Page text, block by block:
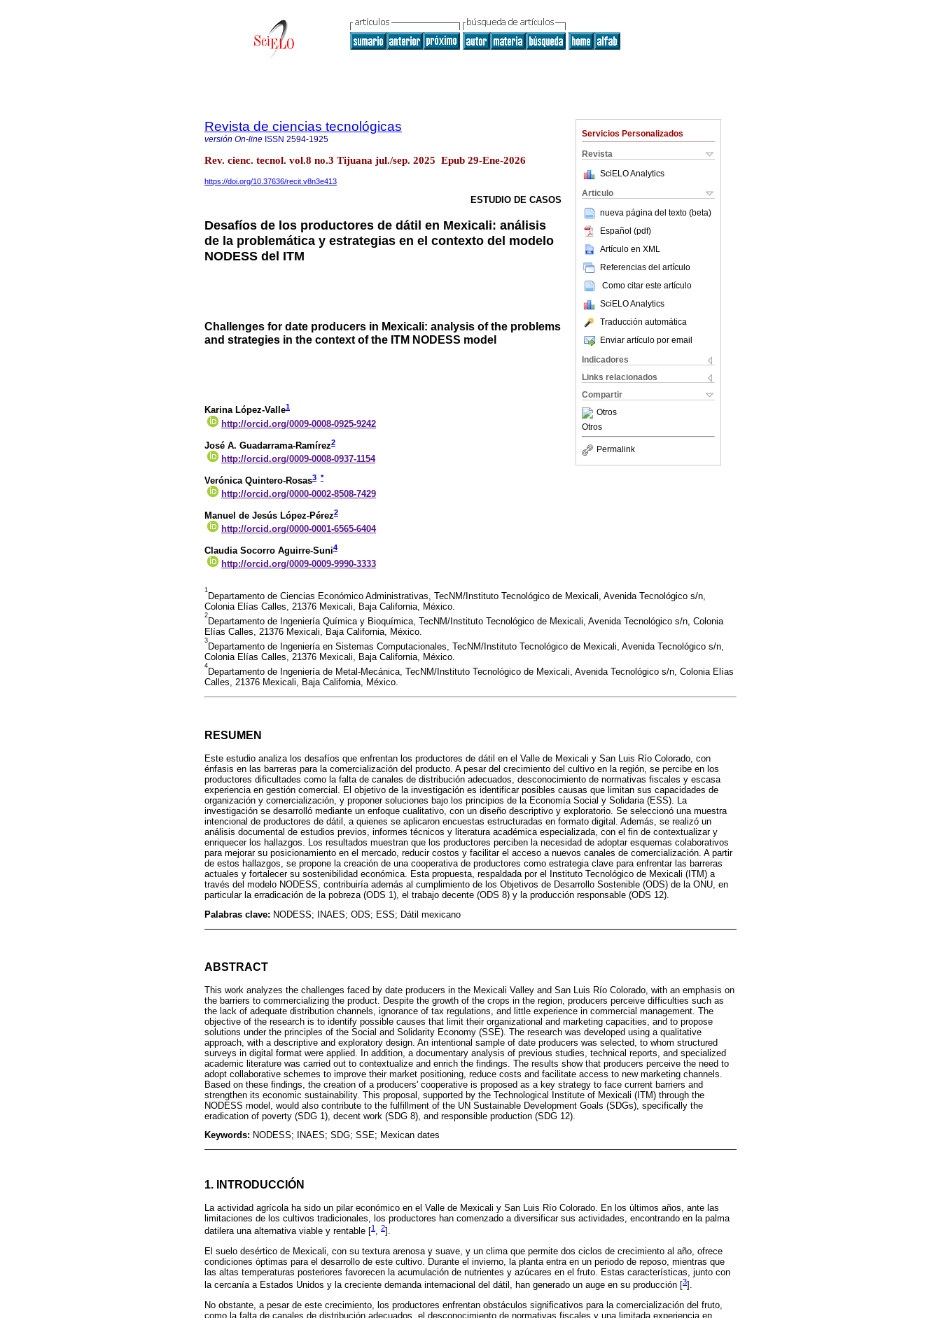
Servicios Personalizados
Revista
SciELO Analytics
Articulo
nueva página del texto (beta)
Español (pdf)
Artículo en XML
Referencias del artículo
Como citar este artículo
SciELO Analytics
Traducción automática
Enviar artículo por email
Indicadores
Links relacionados
Compartir
Otros
Otros
Permalink
Revista de ciencias tecnológicas
versión On-line ISSN 2594-1925
Rev. cienc. tecnol. vol.8 no.3 Tijuana jul./sep. 2025 Epub 29-Ene-2026
https://doi.org/10.37636/recit.v8n3e413
ESTUDIO DE CASOS
Desafíos de los productores de dátil en Mexicali: análisis
de la problemática y estrategias en el contexto del modelo
NODESS del ITM
Challenges for date producers in Mexicali: analysis of the problems
and strategies in the context of the ITM NODESS model
Karina López-Valle1
http://orcid.org/0009-0008-0925-9242
José A. Guadarrama-Ramírez2
http://orcid.org/0009-0008-0937-1154
Verónica Quintero-Rosas3 *
http://orcid.org/0000-0002-8508-7429
Manuel de Jesús López-Pérez2
http://orcid.org/0000-0001-6565-6404
Claudia Socorro Aguirre-Suni4
http://orcid.org/0009-0009-9990-3333
1
Departamento de Ciencias Económico Administrativas, TecNM/Instituto Tecnológico de Mexicali, Avenida Tecnológico s/n,
Colonia Elías Calles, 21376 Mexicali, Baja California, México.
2
Departamento de Ingeniería Química y Bioquímica, TecNM/Instituto Tecnológico de Mexicali, Avenida Tecnológico s/n, Colonia
Elías Calles, 21376 Mexicali, Baja California, México.
3
Departamento de Ingeniería en Sistemas Computacionales, TecNM/Instituto Tecnológico de Mexicali, Avenida Tecnológico s/n,
Colonia Elías Calles, 21376 Mexicali, Baja California, México.
4
Departamento de Ingeniería de Metal-Mecánica, TecNM/Instituto Tecnológico de Mexicali, Avenida Tecnológico s/n, Colonia Elías
Calles, 21376 Mexicali, Baja California, México.
RESUMEN
Este estudio analiza los desafíos que enfrentan los productores de dátil en el Valle de Mexicali y San Luis Río Colorado, con
énfasis en las barreras para la comercialización del producto. A pesar del crecimiento del cultivo en la región, se percibe en los
productores dificultades como la falta de canales de distribución adecuados, desconocimiento de normativas fiscales y escasa
experiencia en gestión comercial. El objetivo de la investigación es identificar posibles causas que limitan sus capacidades de
organización y comercialización, y proponer soluciones bajo los principios de la Economía Social y Solidaria (ESS). La
investigación se desarrolló mediante un enfoque cualitativo, con un diseño descriptivo y exploratorio. Se seleccionó una muestra
intencional de productores de dátil, a quienes se aplicaron encuestas estructuradas en formato digital. Además, se realizó un
análisis documental de estudios previos, informes técnicos y literatura académica especializada, con el fin de contextualizar y
enriquecer los hallazgos. Los resultados muestran que los productores perciben la necesidad de adoptar esquemas colaborativos
para mejorar su posicionamiento en el mercado, reducir costos y facilitar el acceso a nuevos canales de comercialización. A partir
de estos hallazgos, se propone la creación de una cooperativa de productores como estrategia clave para enfrentar las barreras
actuales y fortalecer su sostenibilidad económica. Esta propuesta, respaldada por el Instituto Tecnológico de Mexicali (ITM) a
través del modelo NODESS, contribuiría además al cumplimiento de los Objetivos de Desarrollo Sostenible (ODS) de la ONU, en
particular la erradicación de la pobreza (ODS 1), el trabajo decente (ODS 8) y la producción responsable (ODS 12).
Palabras clave: NODESS; INAES; ODS; ESS; Dátil mexicano
ABSTRACT
This work analyzes the challenges faced by date producers in the Mexicali Valley and San Luis Río Colorado, with an emphasis on
the barriers to commercializing the product. Despite the growth of the crops in the region, producers perceive difficulties such as
the lack of adequate distribution channels, ignorance of tax regulations, and little experience in commercial management. The
objective of the research is to identify possible causes that limit their organizational and marketing capacities, and to propose
solutions under the principles of the Social and Solidarity Economy (SSE). The research was developed using a qualitative
approach, with a descriptive and exploratory design. An intentional sample of date producers was selected, to whom structured
surveys in digital format were applied. In addition, a documentary analysis of previous studies, technical reports, and specialized
academic literature was carried out to contextualize and enrich the findings. The results show that producers perceive the need to
adopt collaborative schemes to improve their market positioning, reduce costs and facilitate access to new marketing channels.
Based on these findings, the creation of a producers' cooperative is proposed as a key strategy to face current barriers and
strengthen its economic sustainability. This proposal, supported by the Technological Institute of Mexicali (ITM) through the
NODESS model, would also contribute to the fulfillment of the UN Sustainable Development Goals (SDGs), specifically the
eradication of poverty (SDG 1), decent work (SDG 8), and responsible production (SDG 12).
Keywords: NODESS; INAES; SDG; SSE; Mexican dates
1. INTRODUCCIÓN
La actividad agrícola ha sido un pilar económico en el Valle de Mexicali y San Luis Río Colorado. En los últimos años, ante las
limitaciones de los cultivos tradicionales, los productores han comenzado a diversificar sus actividades, encontrando en la palma
datilera una alternativa viable y rentable [
1 , 2 ].
El suelo desértico de Mexicali, con su textura arenosa y suave, y un clima que permite dos ciclos de crecimiento al año, ofrece
condiciones óptimas para el desarrollo de este cultivo. Durante el invierno, la planta entra en un periodo de reposo, mientras que
las altas temperaturas posteriores favorecen la acumulación de nutrientes y azúcares en el fruto. Estas características, junto con
la cercanía a Estados Unidos y la creciente demanda internacional del dátil, han generado un auge en su producción [3].
No obstante, a pesar de este crecimiento, los productores enfrentan obstáculos significativos para la comercialización del fruto,
como la falta de canales de distribución adecuados, el desconocimiento de normativas fiscales y una limitada experiencia en